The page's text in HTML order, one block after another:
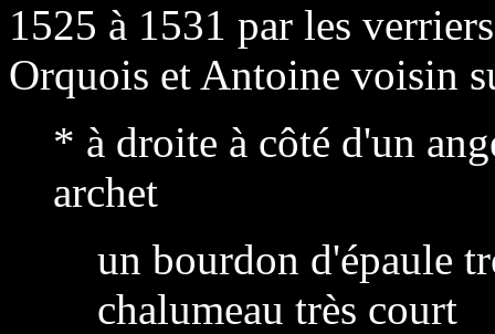
1525 à 1531 par les
Orquois et Antoine voisin
* à droite à côté d'un
archet
un bourdon d'épaule
chalumeau très court